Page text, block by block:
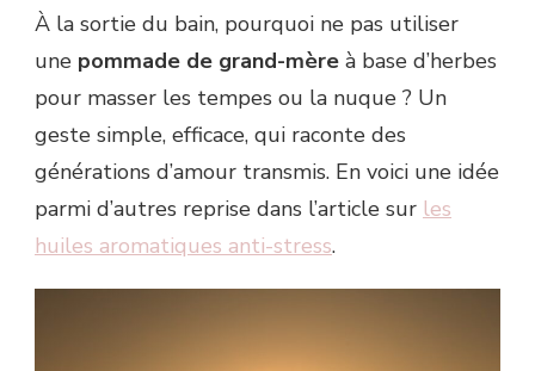
À la sortie du bain, pourquoi ne pas utiliser
une pommade de grand-mère à base d’herbes
pour masser les tempes ou la nuque ? Un
geste simple, efficace, qui raconte des
générations d’amour transmis. En voici une idée
parmi d’autres reprise dans l’article sur les
huiles aromatiques anti-stress.